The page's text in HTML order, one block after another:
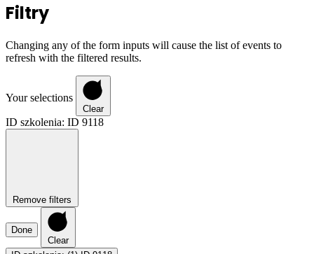
Filtry
Changing any of the form inputs will cause the list of events to
refresh with the filtered results.
Your selections
Clear
ID szkolenia: ID 9118
Remove filters
Done
Clear